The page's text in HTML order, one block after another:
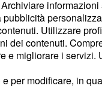
Utilizzare
dei contenuti.
migliorare i
per modificare, in